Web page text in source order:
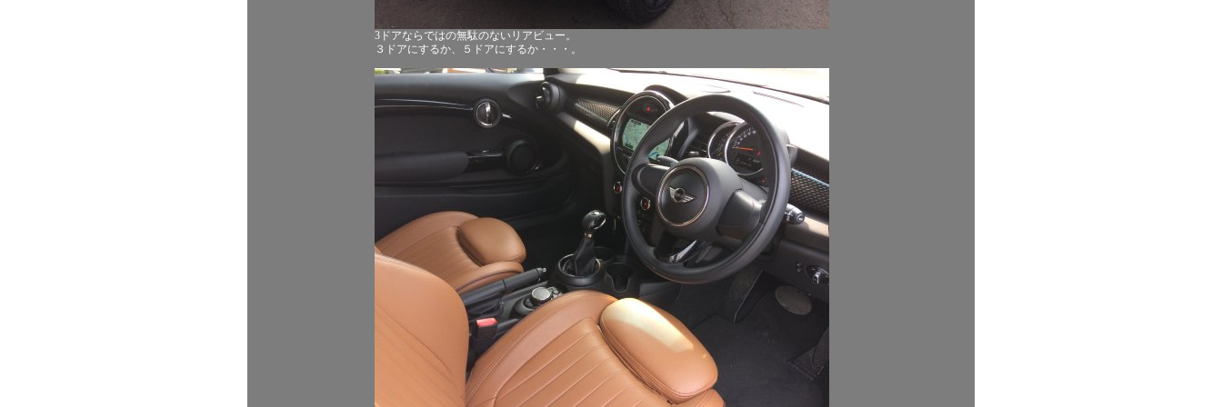
3ドアならではの無駄のないリアビュー。
３ドアにするか、５ドアにするか・・・。